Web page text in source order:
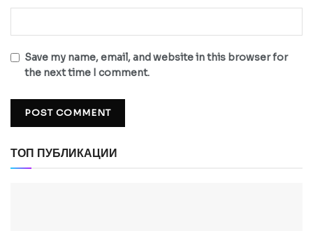
Save my name, email, and website in this browser for
the next time I comment.
ТОП ПУБЛИКАЦИИ